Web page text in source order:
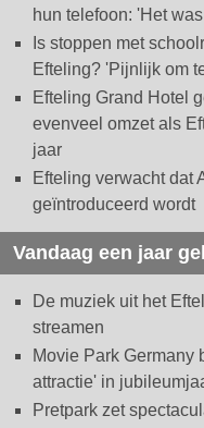
hun telefoon: 'Het
Is stoppen met
Efteling? 'Pijnlijk om
Efteling Grand Hotel
evenveel omzet als
jaar
Efteling verwacht dat
geïntroduceerd wordt
Vandaag een jaar
De muziek uit het
streamen
Movie Park Germany
attractie' in
Pretpark zet